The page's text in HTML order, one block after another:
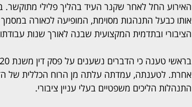
האירוע החל לאחר שקנר העיד בהליך פלילי
אותו כבעל התנהגות מסוימת, המופיעה לכאורה
הציבורי ובתדמית המקצועית שבנה לאורך שנות
אחרת. לטענתה, עמדתה עלתה מן הרוח הכללית של
התנהלות הליכים משפטיים בעלי עניין ציבורי.